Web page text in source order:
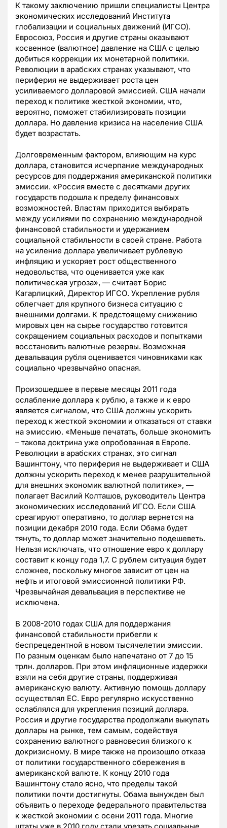
К такому заключению пришли специалисты Центра
экономических исследований Института
глобализации и социальных движений (ИГСО).
Евросоюз, Россия и другие страны оказывают
косвенное (валютное) давление на США с целью
добиться коррекции их монетарной политики.
Революции в арабских странах указывают, что
периферия не выдерживает роста цен
усиливаемого долларовой эмиссией. США начали
переход к политике жесткой экономии, что,
вероятно, поможет стабилизировать позиции
доллара. Но давление кризиса на население США
будет возрастать.
Долговременным фактором, влияющим на курс
доллара, становится исчерпание международных
ресурсов для поддержания американской политики
эмиссии. «Россия вместе с десятками других
государств подошла к пределу финансовых
возможностей. Властям приходится выбирать
между усилиями по сохранению международной
финансовой стабильности и удержанием
социальной стабильности в своей стране. Работа
на усиление доллара увеличивает рублевую
инфляцию и ускоряет рост общественного
недовольства, что оценивается уже как
политическая угроза», — считает Борис
Кагарлицкий, Директор ИГСО. Укрепление рубля
облегчает для крупного бизнеса ситуацию с
внешними долгами. К предстоящему снижению
мировых цен на сырье государство готовится
сокращением социальных расходов и попытками
восстановить валютные резервы. Возможная
девальвация рубля оценивается чиновниками как
социально чрезвычайно опасная.
Произошедшее в первые месяцы 2011 года
ослабление доллара к рублю, а также и к евро
является сигналом, что США должны ускорить
переход к жесткой экономии и отказаться от ставки
на эмиссию. «Меньше печатать, больше экономить
– такова доктрина уже опробованная в Европе.
Революции в арабских странах, это сигнал
Вашингтону, что периферия не выдерживает и США
должны ускорить переход к менее разрушительной
для внешних экономик валютной политике», —
полагает Василий Колташов, руководитель Центра
экономических исследований ИГСО. Если США
среагируют оперативно, то доллар вернется на
позиции декабря 2010 года. Если Обама будет
тянуть, то доллар может значительно подешеветь.
Нельзя исключать, что отношение евро к доллару
составит к концу года 1,7. С рублем ситуация будет
сложнее, поскольку многое зависит от цен на
нефть и итоговой эмиссионной политики РФ.
Чрезвычайная девальвация в перспективе не
исключена.
В 2008-2010 годах США для поддержания
финансовой стабильности прибегли к
беспрецедентной в новом тысячелетии эмиссии.
По разным оценкам было напечатано от 7 до 15
трлн. долларов. При этом инфляционные издержки
взяли на себя другие страны, поддерживая
американскую валюту. Активную помощь доллару
осуществлял ЕС. Евро регулярно искусственно
ослаблялся для укрепления позиций доллара.
Россия и другие государства продолжали выкупать
доллары на рынке, тем самым, содействуя
сохранению валютного равновесия близкого к
докризисному. В мире также не произошло отказа
от политики государственного сбережения в
американской валюте. К концу 2010 года
Вашингтону стало ясно, что пределы такой
политики почти достигнуты. Обама вынужден был
объявить о переходе федерального правительства
к жесткой экономии с осени 2011 года. Многие